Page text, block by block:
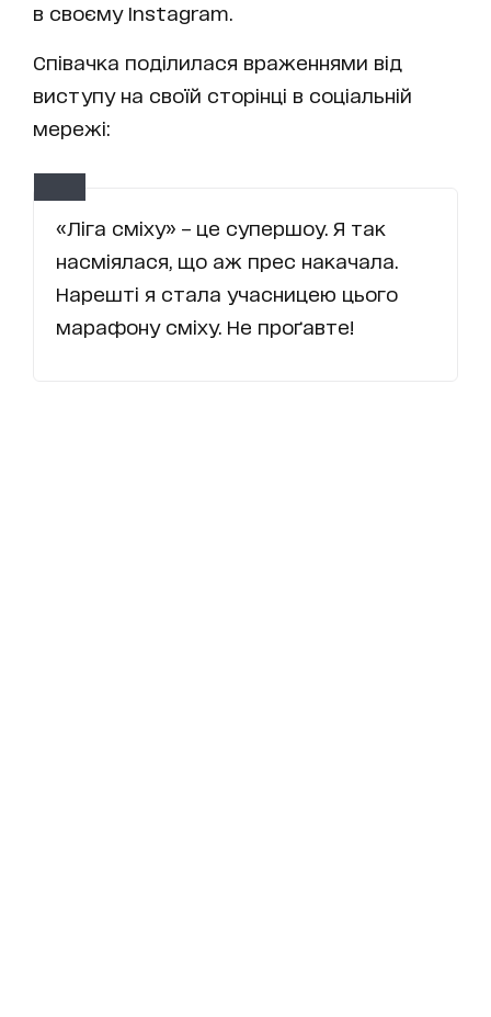
в своєму Instagram.
Співачка поділилася враженнями від
виступу на своїй сторінці в соціальній
мережі:
«Ліга сміху» – це супершоу. Я так
насміялася, що аж прес накачала.
Нарешті я стала учасницею цього
марафону сміху. Не проґавте!